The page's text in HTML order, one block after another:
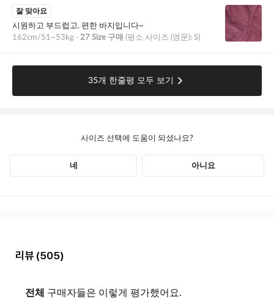
리뷰 (505)